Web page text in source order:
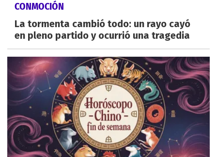
CONMOCIÓN
La tormenta cambió todo: un rayo cayó
en pleno partido y ocurrió una tragedia